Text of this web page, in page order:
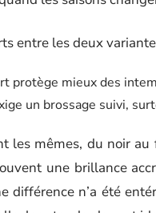
entre les deux
protège mieux des
un brossage suivi,
les mêmes, du noir
une brillance
différence n’a été